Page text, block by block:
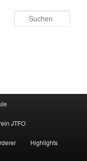
JTFO
Highlights